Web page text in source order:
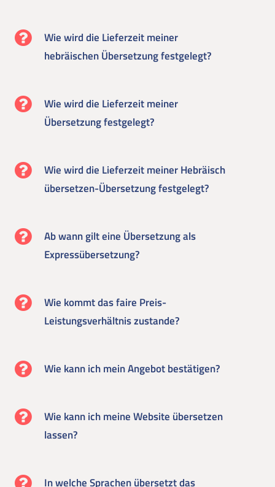
Wie wird die Lieferzeit meiner
hebräischen Übersetzung festgelegt?
Wie wird die Lieferzeit meiner
Übersetzung festgelegt?
Wie wird die Lieferzeit meiner Hebräisch
übersetzen-Übersetzung festgelegt?
Ab wann gilt eine Übersetzung als
Expressübersetzung?
Wie kommt das faire Preis-
Leistungsverhältnis zustande?
Wie kann ich mein Angebot bestätigen?
Wie kann ich meine Website übersetzen
lassen?
In welche Sprachen übersetzt das